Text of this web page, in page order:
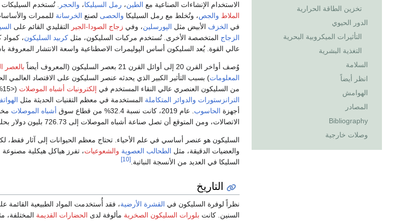
تخزين الطاقة الحرارية
الدور الحيوي
التأثيرات الميكروبية البحرية
التغذية البشرية
السلامة
انظر أيضاً
الهوامش
المصادر
Bibliography
وصلات خارجية
الاستخدام الإنشاءات الصناعية مع الطين، رمل السيليكا، والحجر . تُستخدم
الملاط والجص، وتُخلط مع رمل السيليكا والحصى لصنع الخرسانة للممرات
في الخزف الأبيض مثل الپورسلين، وفي زجاج الصودا-الجير التقليدي القائم على
الزجاج المتخصصة الأخرى. تُستخدم مركبات السليكون، مثل كربيد السليكون،
عالي القوة. يُعد السليكون أساس الپوليمرات الاصطناعية واسعة الانتشار المعروفة
وُصف أواخر القرن 20 إلى أوائل القرن 21 بعصر السليكون (المعروف أيضاً بالعصر
المعلومات) بسبب التأثير الكبير الذي يحدثه عنصر السليكون على الاقتصاد العالمي
من السليكون العنصري عالي النقاء المستخدم في إلكترونيات أشباه الموصلات (<15%) ضرورياً لشرائح
الترانزستورات والدوائر المتكاملة المستخدمة في معظم التقنيات الحديثة مثل
أجهزة الحاسوب . عام 2019، كانت نسبة 32.4% من قطاع سوق أشباه الموصلات
الاتصالات، ومن المتوقع أن تصل صناعة أشباه الموصلات إلى 726.73 بليون دولار بحلول عام 2027.
السليكون هو عنصر أساسي في علم الأحياء. تحتاج معظم الحيوانات إلى آثار فقط،
والعضيات الدقيقة، مثل الطحالب العصوية والشعوعيات، تفرز هياكل هيكلية
السليكا في العديد من الأنسجة النباتية. [10]
التاريخ
نظراً لوفرة السليكون في القشرة الأرضية، فقد أُستخدمت المواد الطبيعية القائمة
السنين. كانت بلورات السليكون الصخرية مألوفة لدى الحضارات القديمة المختلفة،